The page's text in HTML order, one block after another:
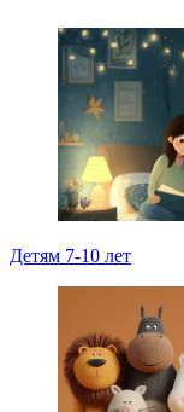
Детям 7-10 лет